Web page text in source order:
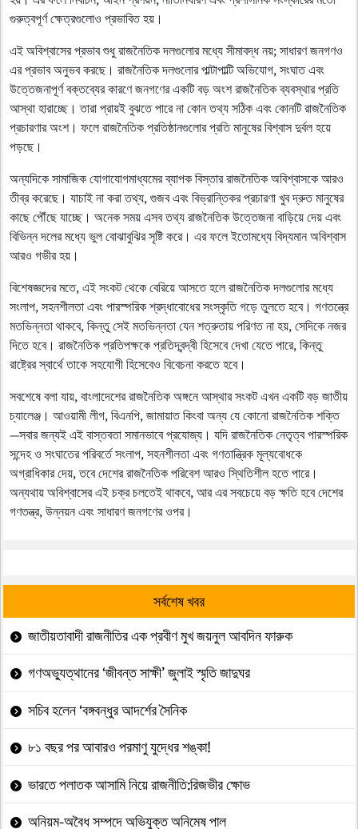
গুরুত্বপূর্ণ ক্ষেত্রগুলোও প্রভাবিত হয়।
এই অবিশ্বাসের প্রভাব শুধু রাজনৈতিক দলগুলোর মধ্যে সীমাবদ্ধ নয়; সাধারণ জনগণও
এর প্রভাব অনুভব করছে। রাজনৈতিক দলগুলোর পাল্টাপাল্টি অভিযোগ, সংঘাত এবং
উত্তেজনাপূর্ণ বক্তব্যের কারণে জনগণের একটি বড় অংশ রাজনৈতিক ব্যবস্থার প্রতি
আস্থা হারাচ্ছে। তারা প্রায়ই বুঝতে পারে না কোন তথ্য সঠিক এবং কোনটি রাজনৈতিক
প্রচারণার অংশ। ফলে রাজনৈতিক প্রতিষ্ঠানগুলোর প্রতি মানুষের বিশ্বাস দুর্বল হয়ে
পড়ছে।
অন্যদিকে সামাজিক যোগাযোগমাধ্যমের ব্যাপক বিস্তার রাজনৈতিক অবিশ্বাসকে আরও
তীব্র করেছে। যাচাই না করা তথ্য, গুজব এবং বিভ্রান্তিকর প্রচারণা খুব দ্রুত মানুষের
কাছে পৌঁছে যাচ্ছে। অনেক সময় এসব তথ্য রাজনৈতিক উত্তেজনা বাড়িয়ে দেয় এবং
বিভিন্ন দলের মধ্যে ভুল বোঝাবুঝির সৃষ্টি করে। এর ফলে ইতোমধ্যে বিদ্যমান অবিশ্বাস
আরও গভীর হয়।
বিশেষজ্ঞদের মতে, এই সংকট থেকে বেরিয়ে আসতে হলে রাজনৈতিক দলগুলোর মধ্যে
সংলাপ, সহনশীলতা এবং পারস্পরিক শ্রদ্ধাবোধের সংস্কৃতি গড়ে তুলতে হবে। গণতন্ত্রে
মতভিন্নতা থাকবে, কিন্তু সেই মতভিন্নতা যেন শত্রুতায় পরিণত না হয়, সেদিকে নজর
দিতে হবে। রাজনৈতিক প্রতিপক্ষকে প্রতিদ্বন্দ্বী হিসেবে দেখা যেতে পারে, কিন্তু
রাষ্ট্রের স্বার্থে তাকে সহযোগী হিসেবেও বিবেচনা করতে হবে।
সবশেষে বলা যায়, বাংলাদেশের রাজনৈতিক অঙ্গনে আস্থার সংকট এখন একটি বড় জাতীয়
চ্যালেঞ্জ। আওয়ামী লীগ, বিএনপি, জামায়াত কিংবা অন্য যে কোনো রাজনৈতিক শক্তি
—সবার জন্যই এই বাস্তবতা সমানভাবে প্রযোজ্য। যদি রাজনৈতিক নেতৃত্ব পারস্পরিক
সন্দেহ ও সংঘাতের পরিবর্তে সংলাপ, সহনশীলতা এবং গণতান্ত্রিক মূল্যবোধকে
অগ্রাধিকার দেয়, তবে দেশের রাজনৈতিক পরিবেশ আরও স্থিতিশীল হতে পারে।
অন্যথায় অবিশ্বাসের এই চক্র চলতেই থাকবে, আর এর সবচেয়ে বড় ক্ষতি হবে দেশের
গণতন্ত্র, উন্নয়ন এবং সাধারণ জনগণের ওপর।
সর্বশেষ খবর
জাতীয়তাবাদী রাজনীতির এক প্রবীণ মুখ জয়নুল আবদিন ফারুক
গণঅভ্যুত্থানের ‘জীবন্ত সাক্ষী’ জুলাই স্মৃতি জাদুঘর
সচিব হলেন ‘বঙ্গবন্ধুর আদর্শের সৈনিক
৮১ বছর পর আবারও পরমাণু যুদ্ধের শঙ্কা!
ভারতে পলাতক আসামি নিয়ে রাজনীতি:রিজভীর ক্ষোভ
অনিয়ম-অবৈধ সম্পদে অভিযুক্ত অনিমেষ পাল